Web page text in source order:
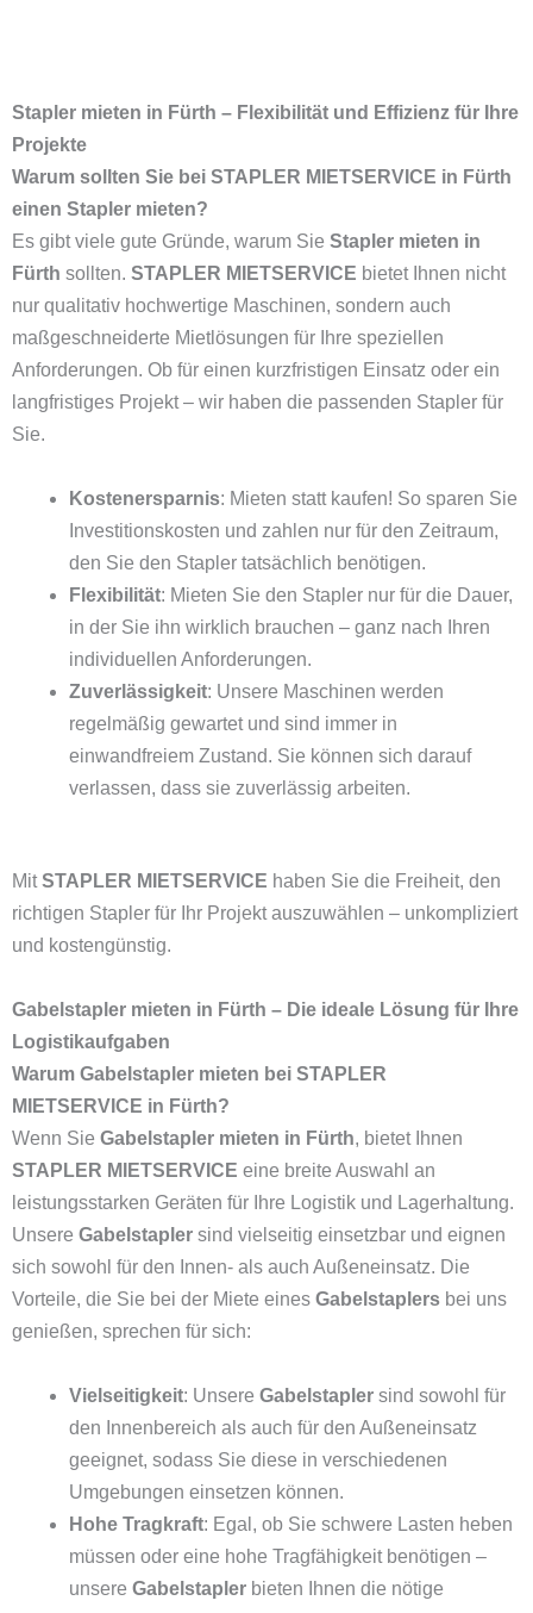
Stapler mieten in Fürth – Flexibilität und Effizienz für Ihre
Projekte
Warum sollten Sie bei STAPLER MIETSERVICE in Fürth
einen Stapler mieten?
Es gibt viele gute Gründe, warum Sie Stapler mieten in
Fürth sollten. STAPLER MIETSERVICE bietet Ihnen nicht
nur qualitativ hochwertige Maschinen, sondern auch
maßgeschneiderte Mietlösungen für Ihre speziellen
Anforderungen. Ob für einen kurzfristigen Einsatz oder ein
langfristiges Projekt – wir haben die passenden Stapler für
Sie.
Kostenersparnis: Mieten statt kaufen! So sparen Sie
Investitionskosten und zahlen nur für den Zeitraum,
den Sie den Stapler tatsächlich benötigen.
Flexibilität: Mieten Sie den Stapler nur für die Dauer,
in der Sie ihn wirklich brauchen – ganz nach Ihren
individuellen Anforderungen.
Zuverlässigkeit: Unsere Maschinen werden
regelmäßig gewartet und sind immer in
einwandfreiem Zustand. Sie können sich darauf
verlassen, dass sie zuverlässig arbeiten.
MitSTAPLER MIETSERVICE haben Sie die Freiheit, den
richtigen Stapler für Ihr Projekt auszuwählen – unkompliziert
und kostengünstig.
Gabelstapler mieten in Fürth – Die ideale Lösung für Ihre
Logistikaufgaben
Warum Gabelstapler mieten bei STAPLER
MIETSERVICE in Fürth?
Wenn Sie Gabelstapler mieten in Fürth, bietet Ihnen
STAPLER MIETSERVICE eine breite Auswahl an
leistungsstarken Geräten für Ihre Logistik und Lagerhaltung.
Unsere Gabelstapler sind vielseitig einsetzbar und eignen
sich sowohl für den Innen- als auch Außeneinsatz. Die
Vorteile, die Sie bei der Miete eines Gabelstaplers bei uns
genießen, sprechen für sich:
Vielseitigkeit: Unsere Gabelstapler sind sowohl für
den Innenbereich als auch für den Außeneinsatz
geeignet, sodass Sie diese in verschiedenen
Umgebungen einsetzen können.
Hohe Tragkraft: Egal, ob Sie schwere Lasten heben
müssen oder eine hohe Tragfähigkeit benötigen –
unsere Gabelstapler bieten Ihnen die nötige